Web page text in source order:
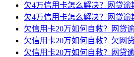
欠4万信用卡怎么解决？网贷逾
欠4万信用卡怎么解决？网贷逾
欠信用卡20万如何自救？网贷
欠信用卡20万如何自救？欠网
欠信用卡20万如何自救？网贷